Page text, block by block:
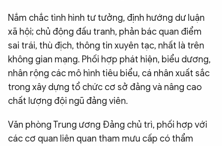
Nắm chắc tình hình tư tưởng, định hướng dư luận
xã hội; chủ động đấu tranh, phản bác quan điểm
sai trái, thù địch, thông tin xuyên tạc, nhất là trên
không gian mạng. Phối hợp phát hiện, biểu dương,
nhân rộng các mô hình tiêu biểu, cá nhân xuất sắc
trong xây dựng tổ chức cơ sở đảng và nâng cao
chất lượng đội ngũ đảng viên.
Văn phòng Trung ương Đảng chủ trì, phối hợp với
các cơ quan liên quan tham mưu cấp có thẩm